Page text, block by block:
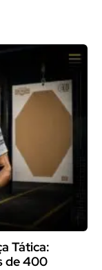
Tática:
de 400